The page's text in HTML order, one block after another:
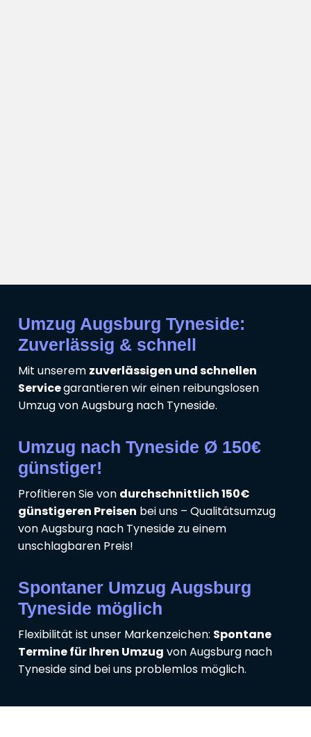
Umzug Augsburg Tyneside:
Zuverlässig & schnell
Mit unserem zuverlässigen und schnellen
Servicegarantieren wir einen reibungslosen
Umzug von Augsburg nach Tyneside.
Umzug nach Tyneside Ø 150€
günstiger!
Profitieren Sie von durchschnittlich 150€
günstigeren Preisen bei uns – Qualitätsumzug
von Augsburg nach Tyneside zu einem
unschlagbaren Preis!
Spontaner Umzug Augsburg
Tyneside möglich
Flexibilität ist unser Markenzeichen: Spontane
Termine für Ihren Umzug von Augsburg nach
Tyneside sind bei uns problemlos möglich.